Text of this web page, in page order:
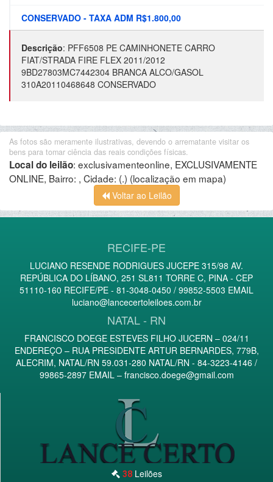
CONSERVADO - TAXA ADM R$1.800,00
Descrição: PFF6508 PE CAMINHONETE CARRO
FIAT/STRADA FIRE FLEX 2011/2012
9BD27803MC7442304 BRANCA ALCO/GASOL
310A20110468648 CONSERVADO
As fotos são meramente ilustrativas, devendo o arrematante visitar os
bens para tomar ciência das reais condições físicas.
Local do leilão: exclusivamenteonline, EXCLUSIVAMENTE
ONLINE, Bairro: , Cidade: (.) (localização em mapa)
Voltar ao Leilão
RECIFE-PE
LUCIANO RESENDE RODRIGUES JUCEPE 315/98 AV.
REPÚBLICA DO LÍBANO, 251 SL811 TORRE C, PINA - CEP
51110-160 RECIFE/PE - 81-3048-0450 / 99852-5503 EMAIL
luciano@lancecertoleiloes.com.br
NATAL - RN
FRANCISCO DOEGE ESTEVES FILHO JUCERN – 024/11
ENDEREÇO – RUA PRESIDENTE ARTUR BERNARDES, 779B,
ALECRIM, NATAL/RN 59.031-280 NATAL/RN - 84-3223-4146 /
99865-2897 EMAIL – francisco.doege@gmail.com
38 Leilões